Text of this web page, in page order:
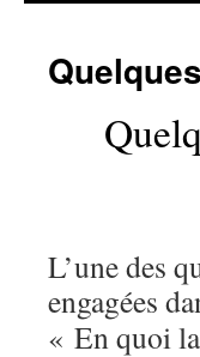
L’une des
engagées
« En quoi